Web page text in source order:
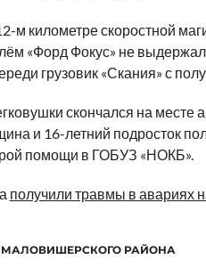
м километре скоростной
«Форд Фокус» не
грузовик «Скания» с
скончался на
и 16-летний подросток
помощи в ГОБУЗ «НОКБ».
получили травмы в авариях
РАЙОНА